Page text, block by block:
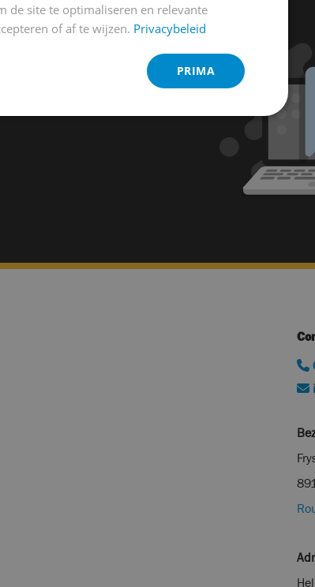
je in voor onze
de site te optimaliseren en relevante
of af te wijzen. Privacybeleid
PRIMA